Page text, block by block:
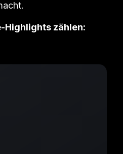
Highlights zählen: